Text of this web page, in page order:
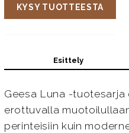
KYSY TUOTTEESTA
Esittely
Geesa Luna -tuotesarja
erottuvalla
perinteisiin kuin